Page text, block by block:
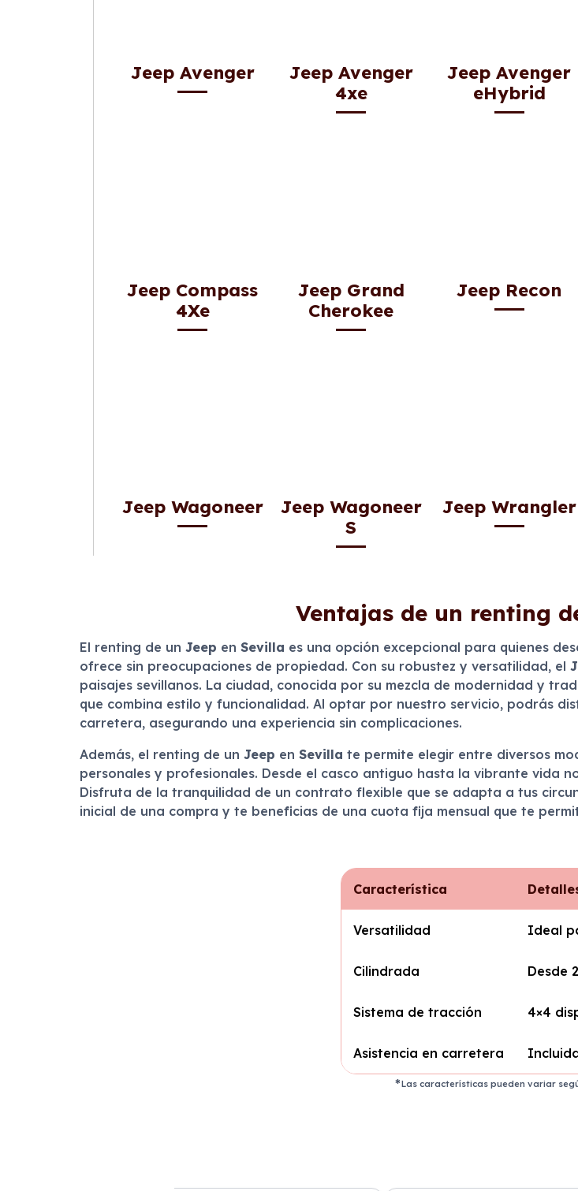
Jeep Avenger
Jeep Avenger
4xe
Jeep Avenger
eHybrid
Jeep Compass
4Xe
Jeep Grand
Cherokee
Jeep Recon
Jeep Wagoneer
Jeep Wagoneer
S
Jeep Wrangler
Ventajas de un renting
El renting de un Jeep en Sevilla es una opción excepcional para quienes
ofrece sin preocupaciones de propiedad. Con su robustez y versatilidad, el
paisajes sevillanos. La ciudad, conocida por su mezcla de modernidad y
que combina estilo y funcionalidad. Al optar por nuestro servicio, podrás
carretera, asegurando una experiencia sin complicaciones.
Además, el renting de un Jeep en Sevilla te permite elegir entre diversos
personales y profesionales. Desde el casco antiguo hasta la vibrante vida
Disfruta de la tranquilidad de un contrato flexible que se adapta a tus
inicial de una compra y te beneficias de una cuota fija mensual que te
Característica
Versatilidad Ideal
Cilindrada Desde
Sistema de tracción 4×4
Asistencia en carretera
Las características pueden variar